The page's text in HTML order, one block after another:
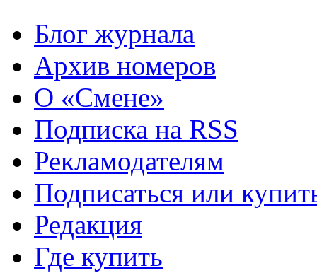
Блог журнала
Архив номеров
О «Смене»
Подписка на RSS
Рекламодателям
Подписаться или
Редакция
Где купить